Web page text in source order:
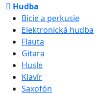
Hudba
Bicie a perkusie
Elektronická hudba
Flauta
Gitara
Husle
Klavír
Saxofón